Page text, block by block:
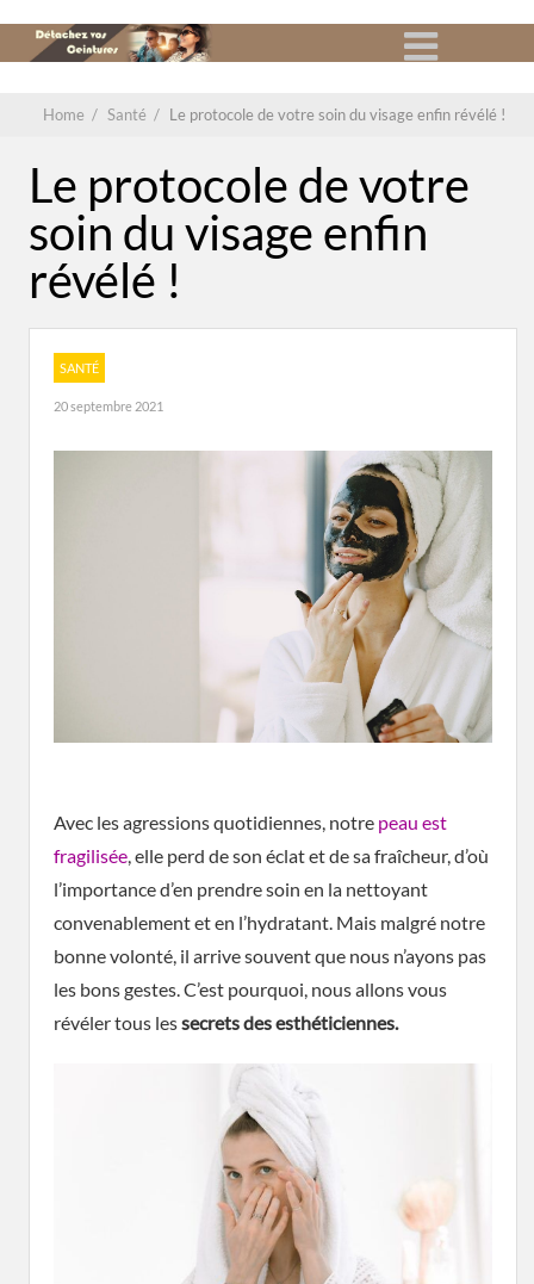
Home / Santé / Le protocole de votre soin du visage enfin révélé !
Le protocole de votre
soin du visage enfin
révélé !
SANTÉ
20 septembre 2021
Avec les agressions quotidiennes, notre peau est
fragilisée, elle perd de son éclat et de sa fraîcheur, d’où
l’importance d’en prendre soin en la nettoyant
convenablement et en l’hydratant. Mais malgré notre
bonne volonté, il arrive souvent que nous n’ayons pas
les bons gestes. C’est pourquoi, nous allons vous
révéler tous lessecrets des esthéticiennes.